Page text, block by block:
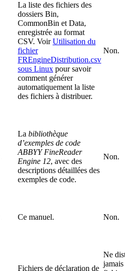
La liste des fichiers des
dossiers Bin,
CommonBin et Data,
enregistrée au format
CSV. Voir Utilisation du
fichier
FREngineDistribution.csv
sous Linux pour savoir
comment générer
automatiquement la liste
des fichiers à distribuer.
Non.
La bibliothèque
d’exemples de code
ABBYY FineReader
Engine 12, avec des
descriptions détaillées des
exemples de code.
Non.
Ce manuel. Non.
Fichiers de déclaration de
Ne
jamais